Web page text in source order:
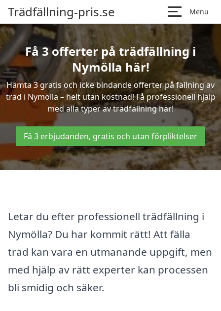
Trädfällning-pris.se Menu
Få 3 offerter på trädfällning i
Nymölla här!
Hämta 3 gratis och icke bindande offerter på fällning av
träd i Nymölla – helt utan kostnad! Få professionell hjälp
med alla typer av trädfällning här!
Få 3 erbjudanden, gratis och utan förpliktelser
Letar du efter professionell trädfällning i
Nymölla? Du har kommit rätt! Att fälla
träd kan vara en utmanande uppgift, men
med hjälp av rätt experter kan processen
bli smidig och säker.